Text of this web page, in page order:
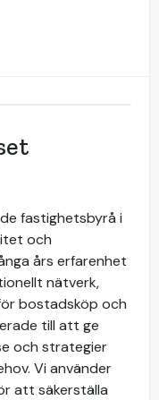
fastighetsbyrå i
och
års erfarenhet
nätverk,
bostadsköp och
till att ge
och strategier
Vi använder
att säkerställa